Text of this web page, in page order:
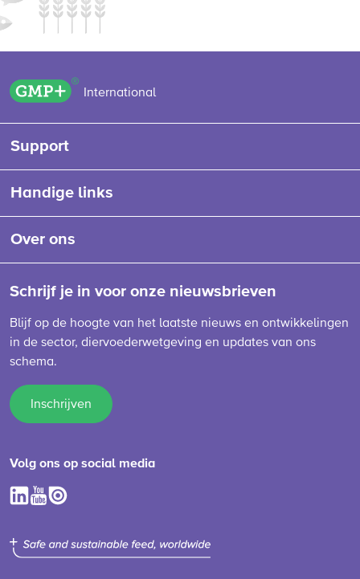
GMP+ logo
International
Support
Handige links
Over ons
Schrijf je in voor onze nieuwsbrieven
Blijf op de hoogte van het laatste nieuws en ontwikkelingen
in de sector, diervoederwetgeving en updates van ons
schema.
Inschrijven
Volg ons op social media